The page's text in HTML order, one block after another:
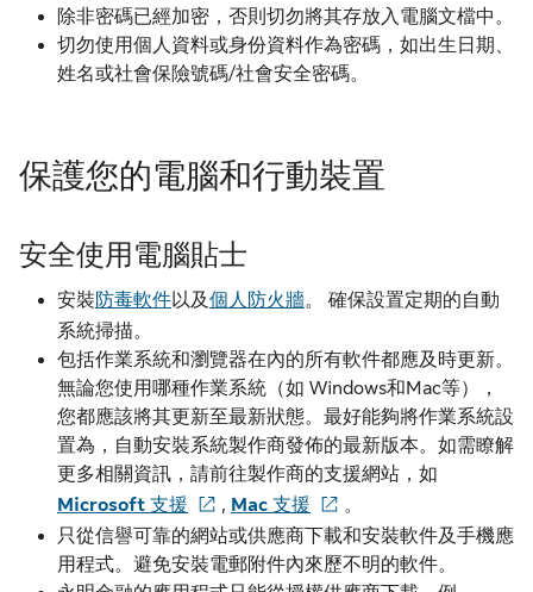
除非密碼已經加密，否則切勿將其存放入電腦文檔中。
切勿使用個人資料或身份資料作為密碼，如出生日期、
姓名或社會保險號碼/社會安全密碼。
保護您的電腦和行動裝置
安全使用電腦貼士
安裝防毒軟件以及個人防火牆。 確保設置定期的自動
系統掃描。
包括作業系統和瀏覽器在內的所有軟件都應及時更新。
無論您使用哪種作業系統（如 Windows和Mac等），
您都應該將其更新至最新狀態。最好能夠將作業系統設
置為，自動安裝系統製作商發佈的最新版本。如需瞭解
更多相關資訊，請前往製作商的支援網站，如
Microsoft 支援
, Mac 支援
。
只從信譽可靠的網站或供應商下載和安裝軟件及手機應
用程式。避免安裝電郵附件內來歷不明的軟件。